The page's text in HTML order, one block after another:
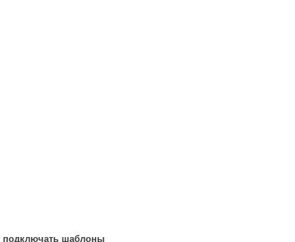
подключать шаблоны